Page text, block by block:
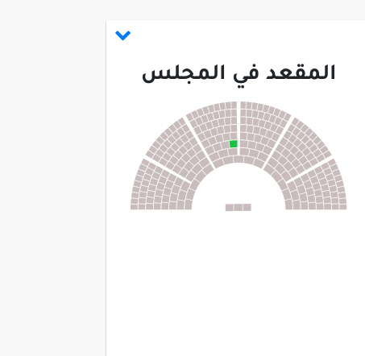
المقعد في المجلس